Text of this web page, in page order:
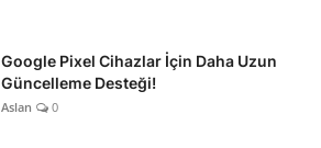
Google Pixel Cihazlar İçin Daha Uzun
Güncelleme Desteği!
Aslan 0